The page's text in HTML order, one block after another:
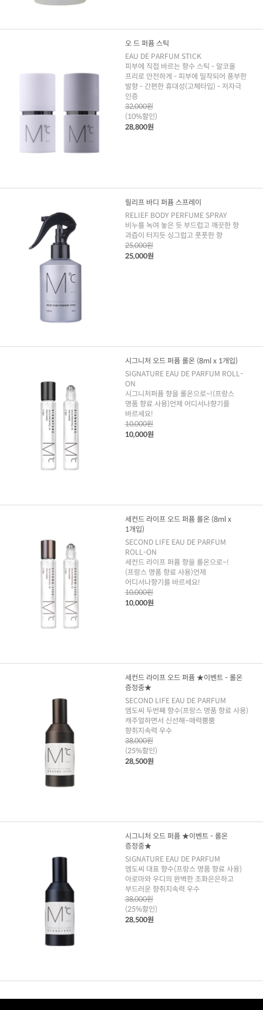
오 드 퍼퓸 스틱
EAU DE PARFUM STICK
피부에 직접 바르는 향수 스틱 - 알코올
프리로 안전하게 - 피부에 밀착되어 풍부한
발향 - 간편한 휴대성(고체타입) - 저자극
인증
32,000원
(10%할인)
28,800원
릴리프 바디 퍼퓸 스프레이
RELIEF BODY PERFUME SPRAY
비누를 녹여 놓은 듯 부드럽고 깨끗한 향
과즙이 터지듯 싱그럽고 풋풋한 향
25,000원
25,000원
시그니처 오드 퍼퓸 롤온 (8ml x 1개입)
SIGNATURE EAU DE PARFUM ROLL-
ON
시그니처퍼퓸 향을 롤온으로~!(프랑스
명품 향료 사용)언제 어디서나향기를
바르세요!
10,000원
10,000원
세컨드 라이프 오드 퍼퓸 롤온 (8ml x
1개입)
SECOND LIFE EAU DE PARFUM
ROLL-ON
세컨드 라이프 퍼퓸 향을 롤온으로~!
(프랑스 명품 향료 사용)언제
어디서나향기를 바르세요!
10,000원
10,000원
세컨드 라이프 오드 퍼퓸 ★이벤트 - 롤온
증정중★
SECOND LIFE EAU DE PARFUM
엠도씨 두번째 향수(프랑스 명품 향료 사용)
캐주얼하면서 신선해~매력뿜뿜
향취지속력 우수
38,000원
(25%할인)
28,500원
시그니처 오드 퍼퓸 ★이벤트 - 롤온
증정중★
SIGNATURE EAU DE PARFUM
엠도씨 대표 향수(프랑스 명품 향료 사용)
아로마와 우디의 완벽한 조화은은하고
부드러운 향취지속력 우수
38,000원
(25%할인)
28,500원